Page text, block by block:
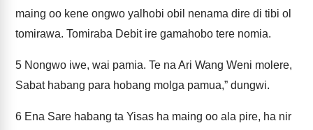
maing oo kene ongwo yalhobi obil nenama dire di tibi ol
tomirawa. Tomiraba Debit ire gamahobo tere nomia.
5 Nongwo iwe, wai pamia. Te na Ari Wang Weni molere,
Sabat habang para hobang molga pamua,” dungwi.
6 Ena Sare habang ta Yisas ha maing oo ala pire, ha nir